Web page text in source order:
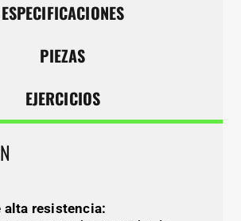
ESPECIFICACIONES
PIEZAS
EJERCICIOS
alta resistencia: